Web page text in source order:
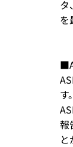
タ
を
す。
報